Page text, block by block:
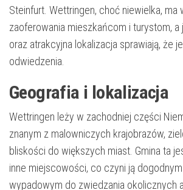
Steinfurt. Wettringen, choć niewielka, ma
zaoferowania mieszkańcom i turystom, a
oraz atrakcyjna lokalizacja sprawiają, że
odwiedzenia.
Geografia i lokalizacja
Wettringen leży w zachodniej części
znanym z malowniczych krajobrazów,
bliskości do większych miast. Gmina ta
inne miejscowości, co czyni ją
wypadowym do zwiedzania okolicznych